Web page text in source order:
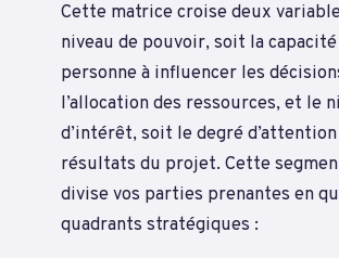
Cette matrice croise deux
niveau de pouvoir, soit la
personne à influencer les
l’allocation des ressources, et le
d’intérêt, soit le degré
résultats du projet. Cette
divise vos parties prenantes en
quadrants stratégiques :